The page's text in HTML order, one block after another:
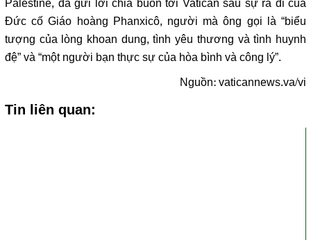
Đức cố Giáo hoàng Phanxicô, người mà ông gọi là “biểu
tượng của lòng khoan dung, tình yêu thương và tình huynh
đệ” và “một người bạn thực sự của hòa bình và công lý”.
Nguồn:vaticannews.va/vi
Tin liên quan: